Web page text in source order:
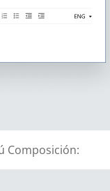
Composición: